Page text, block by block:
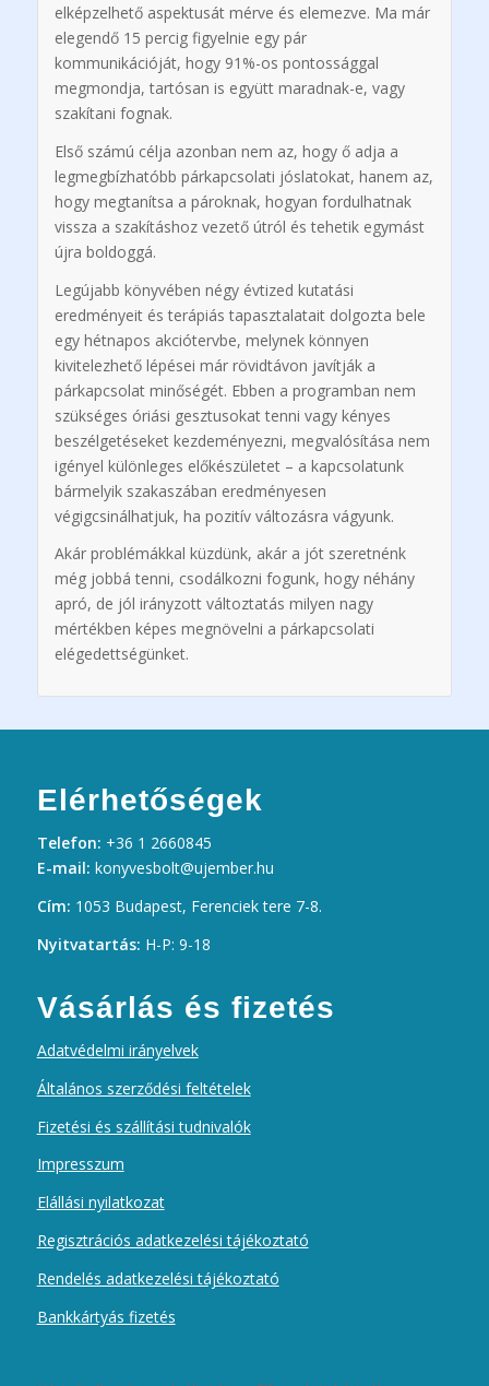
elképzelhető aspektusát mérve és elemezve. Ma már
elegendő 15 percig figyelnie egy pár
kommunikációját, hogy 91%-os pontossággal
megmondja, tartósan is együtt maradnak-e, vagy
szakítani fognak.
Első számú célja azonban nem az, hogy ő adja a
legmegbízhatóbb párkapcsolati jóslatokat, hanem az,
hogy megtanítsa a pároknak, hogyan fordulhatnak
vissza a szakításhoz vezető útról és tehetik egymást
újra boldoggá.
Legújabb könyvében négy évtized kutatási
eredményeit és terápiás tapasztalatait dolgozta bele
egy hétnapos akciótervbe, melynek könnyen
kivitelezhető lépései már rövidtávon javítják a
párkapcsolat minőségét. Ebben a programban nem
szükséges óriási gesztusokat tenni vagy kényes
beszélgetéseket kezdeményezni, megvalósítása nem
igényel különleges előkészületet – a kapcsolatunk
bármelyik szakaszában eredményesen
végigcsinálhatjuk, ha pozitív változásra vágyunk.
Akár problémákkal küzdünk, akár a jót szeretnénk
még jobbá tenni, csodálkozni fogunk, hogy néhány
apró, de jól irányzott változtatás milyen nagy
mértékben képes megnövelni a párkapcsolati
elégedettségünket.
Elérhetőségek
Telefon: +36 1 2660845
E-mail: konyvesbolt@ujember.hu
Cím: 1053 Budapest, Ferenciek tere 7-8.
Nyitvatartás: H-P: 9-18
Vásárlás és fizetés
Adatvédelmi irányelvek
Általános szerződési feltételek
Fizetési és szállítási tudnivalók
Impresszum
Elállási nyilatkozat
Regisztrációs adatkezelési tájékoztató
Rendelés adatkezelési tájékoztató
Bankkártyás fizetés